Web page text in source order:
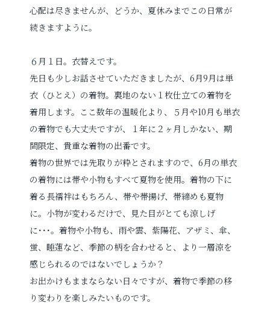
撮影予約
お問い合わせ
お電話でのご連絡
TEL0285-20-5870
心配は尽きませんが、どうか、夏休みまでこの日常が
続きますように。
６月１日。衣替えです。
先日も少しお話させていただきましたが、6月9月は単
衣（ひとえ）の着物。裏地のない１枚仕立ての着物を
着用します。 ここ数年の温暖化より、５月や10月も単衣
の着物でも大丈夫ですが、１年に２ヶ月しかない、期
間限定、貴重な着物の出番です。
着物の世界では先取りが粋とされますので、6月の単衣
の着物には帯や小物もすべて夏物を使用。着物の下に
着る長襦袢はもちろん、帯や帯揚げ、帯締めも夏物
に。小物が変わるだけで、見た目がとても涼しげ
に･･･。着物や小物も、雨や雲、紫陽花、アザミ、傘、
蛍、睡蓮など、季節の柄を合わせると、より一層涼を
感じられるのではないでしょうか？
お出かけもままならない日々ですが、着物で季節の移
り変わりを楽しみたいものです。